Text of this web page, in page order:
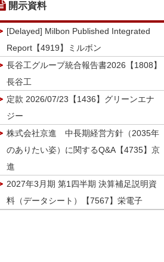
開示資料
[Delayed] Milbon Published Integrated
Report【4919】ミルボン
長谷工グループ統合報告書2026【1808】
長谷工
定款 2026/07/23【1436】グリーンエナ
ジー
株式会社京進 中長期経営方針（2035年
のありたい姿）に関するQ&A【4735】京
進
2027年3月期 第1四半期 決算補足説明資
料（データシート）【7567】栄電子